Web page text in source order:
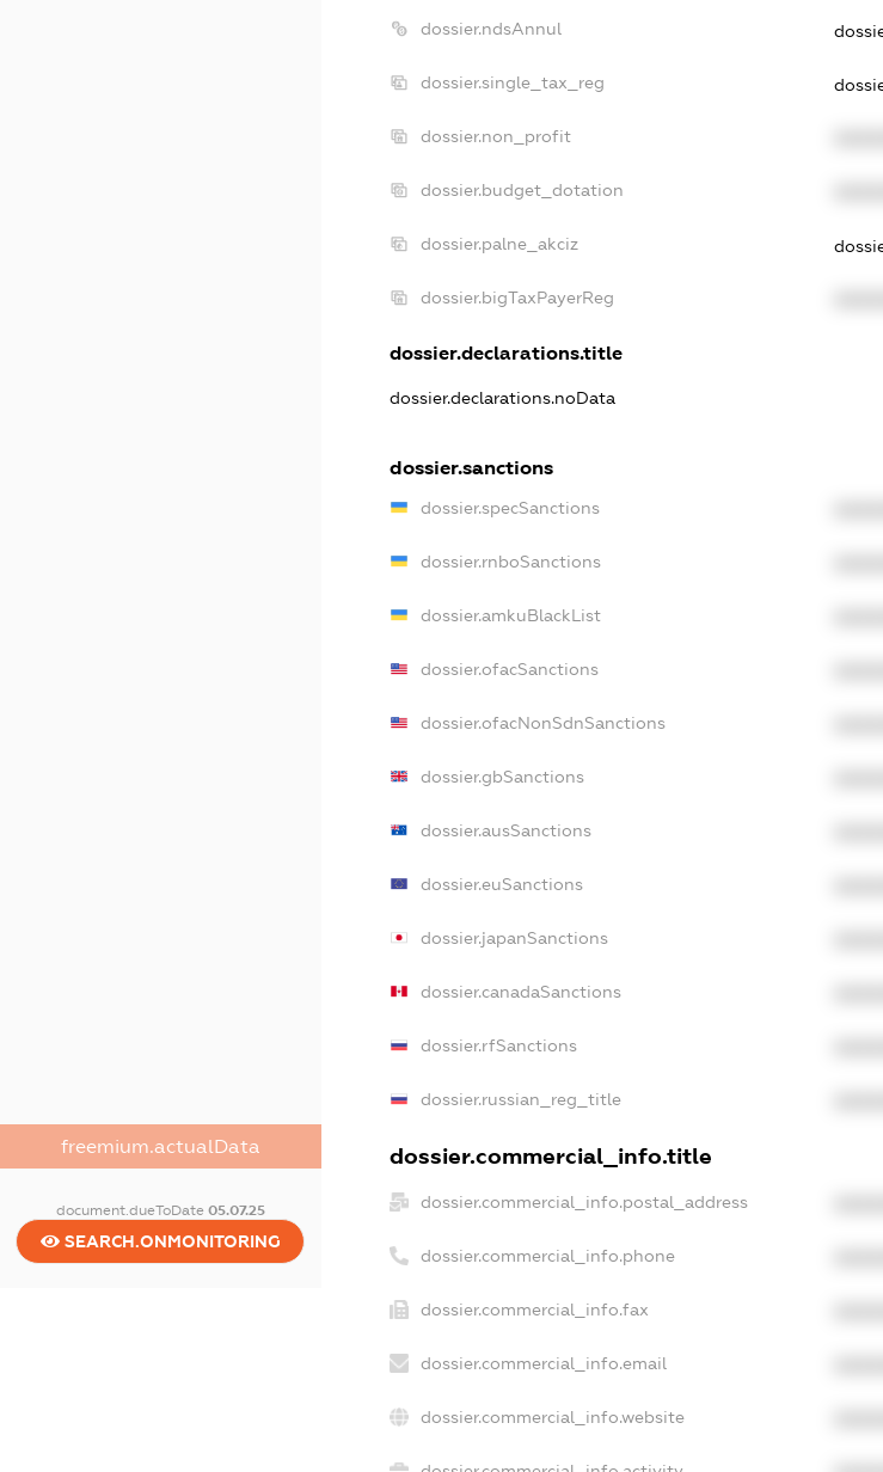
freemium.actualData
document.dueToDate 05.07.25
SEARCH.ONMONITORING
dossier.ndsAnnul
dossier.single_tax_reg
dossier.non_profit
dossier.budget_dotation
dossier.palne_akciz
dossier.bigTaxPayerReg
dossier.declarations.title
dossier.declarations.noData
dossier.sanctions
dossier.specSanctions
dossier.rnboSanctions
dossier.amkuBlackList
dossier.ofacSanctions
dossier.ofacNonSdnSanctions
dossier.gbSanctions
dossier.ausSanctions
dossier.euSanctions
dossier.japanSanctions
dossier.canadaSanctions
dossier.rfSanctions
dossier.russian_reg_title
dossier.commercial_info.title
dossier.commercial_info.postal_address
dossier.commercial_info.phone
dossier.commercial_info.fax
dossier.commercial_info.email
dossier.commercial_info.website